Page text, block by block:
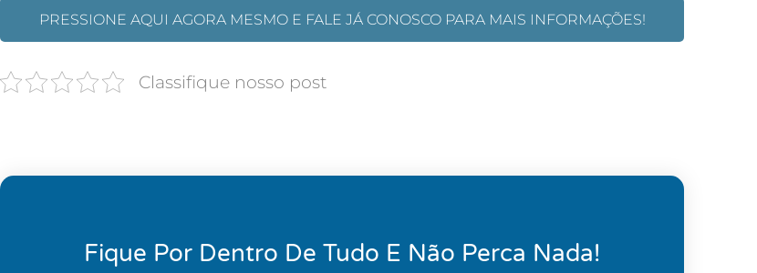
PRESSIONE AQUI AGORA MESMO E FALE JÁ CONOSCO PARA MAIS INFORMAÇÕES!
Classifique nosso post
Fique Por Dentro De Tudo E Não Perca Nada!